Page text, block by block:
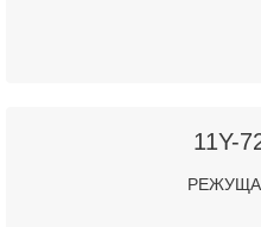
11Y-